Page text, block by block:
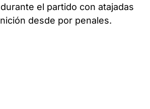
el partido con atajadas
desde por penales.